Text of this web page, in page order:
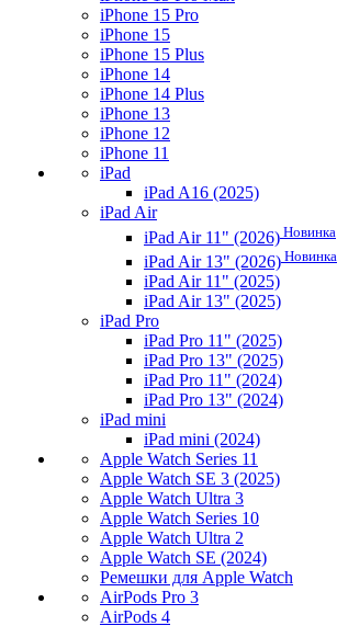
iPhone 15 Pro
iPhone 15
iPhone 15 Plus
iPhone 14
iPhone 14 Plus
iPhone 13
iPhone 12
iPhone 11
iPad
iPad A16 (2025)
iPad Air
iPad Air 11" (2026) Новинка
iPad Air 13" (2026) Новинка
iPad Air 11" (2025)
iPad Air 13" (2025)
iPad Pro
iPad Pro 11" (2025)
iPad Pro 13" (2025)
iPad Pro 11" (2024)
iPad Pro 13" (2024)
iPad mini
iPad mini (2024)
Apple Watch Series 11
Apple Watch SE 3 (2025)
Apple Watch Ultra 3
Apple Watch Series 10
Apple Watch Ultra 2
Apple Watch SE (2024)
Ремешки для Apple Watch
AirPods Pro 3
AirPods 4